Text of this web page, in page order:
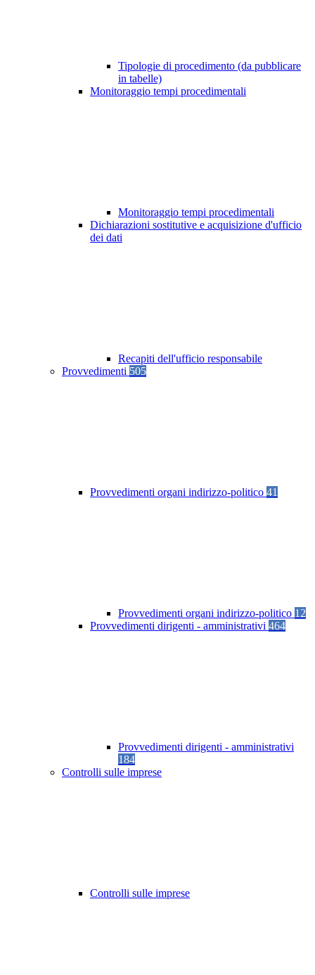
Tipologie di procedimento (da pubblicare
in tabelle)
Monitoraggio tempi procedimentali
Monitoraggio tempi procedimentali
Dichiarazioni sostitutive e acquisizione d'ufficio
dei dati
Recapiti dell'ufficio responsabile
Provvedimenti 505
Provvedimenti organi indirizzo-politico 41
Provvedimenti organi indirizzo-politico 12
Provvedimenti dirigenti - amministrativi 464
Provvedimenti dirigenti - amministrativi
184
Controlli sulle imprese
Controlli sulle imprese